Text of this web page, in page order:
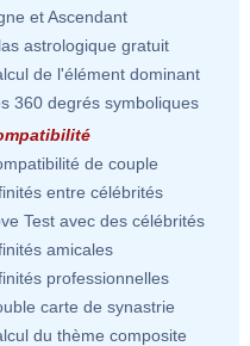
et Ascendant
astrologique gratuit
de l'élément dominant
360 degrés symboliques
de couple
entre célébrités
Test avec des célébrités
amicales
professionnelles
carte de synastrie
du thème composite